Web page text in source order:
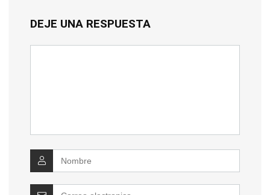
DEJE UNA RESPUESTA